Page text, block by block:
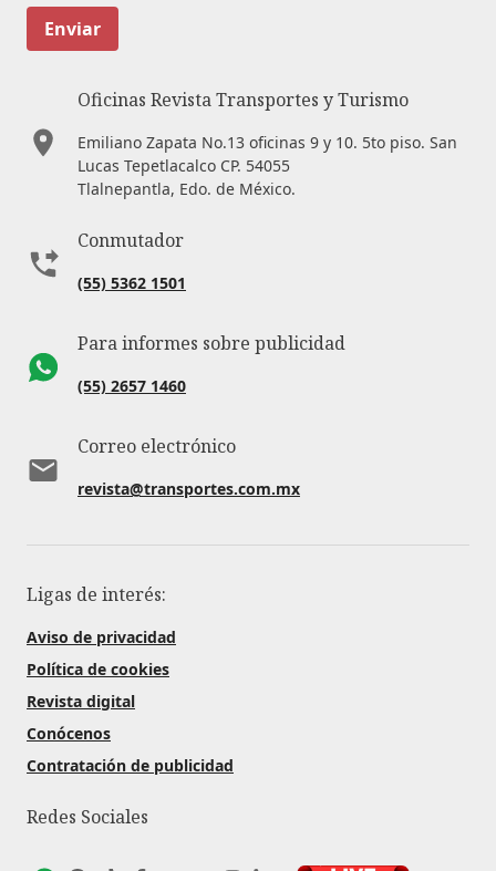
Enviar
Oficinas Revista Transportes y Turismo
Emiliano Zapata No.13 oficinas 9 y 10. 5to piso. San
Lucas Tepetlacalco CP. 54055
Tlalnepantla, Edo. de México.
Conmutador
(55) 5362 1501
Para informes sobre publicidad
(55) 2657 1460
Correo electrónico
revista@transportes.com.mx
Ligas de interés:
Aviso de privacidad
Política de cookies
Revista digital
Conócenos
Contratación de publicidad
Redes Sociales